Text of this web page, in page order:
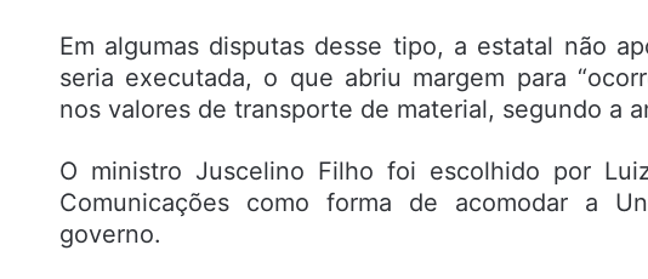
Em algumas disputas desse tipo, a estatal não
seria executada, o que abriu margem para
nos valores de transporte de material, segundo a
O ministro Juscelino Filho foi escolhido por
Comunicações como forma de acomodar a
governo.